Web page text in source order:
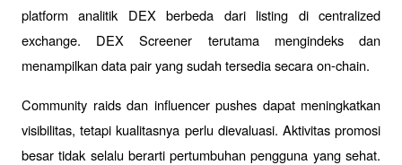
platform analitik DEX berbeda dari listing di centralized
exchange. DEX Screener terutama mengindeks dan
menampilkan data pair yang sudah tersedia secara on-chain.
Community raids dan influencer pushes dapat meningkatkan
visibilitas, tetapi kualitasnya perlu dievaluasi. Aktivitas promosi
besar tidak selalu berarti pertumbuhan pengguna yang sehat.